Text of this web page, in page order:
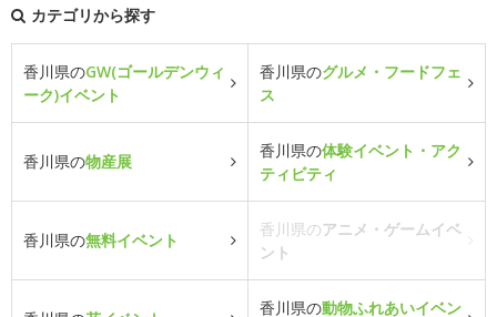
カテゴリから探す
香川県のGW(ゴールデンウィ
ーク)イベント
香川県のグルメ・フードフェ
ス
香川県の物産展
香川県の体験イベント・アク
ティビティ
香川県の無料イベント
香川県のアニメ・ゲームイベ
ント
香川県の動物ふれあいイベン